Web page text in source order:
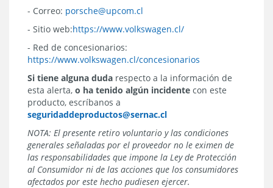
- Correo: porsche@upcom.cl
- Sitio web:https://www.volkswagen.cl/
- Red de concesionarios:
https://www.volkswagen.cl/concesionarios
Si tiene alguna duda respecto a la información de
esta alerta, o ha tenido algún incidente con este
producto, escríbanos a
seguridaddeproductos@sernac.cl
NOTA: El presente retiro voluntario y las condiciones
generales señaladas por el proveedor no le eximen de
las responsabilidades que impone la Ley de Protección
al Consumidor ni de las acciones que los consumidores
afectados por este hecho pudiesen ejercer.